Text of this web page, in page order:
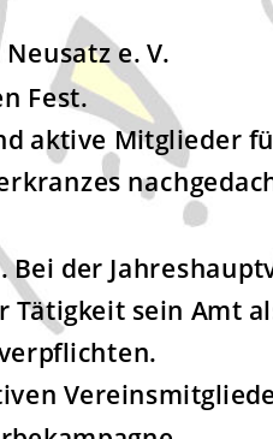
e. V.
Fest.
aktive Mitglieder
der
Tätigkeit sein Amt